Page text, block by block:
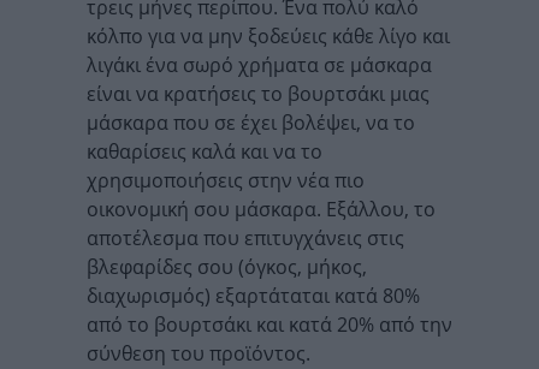
τρεις μήνες περίπου. Ένα πολύ καλό
κόλπο για να μην ξοδεύεις κάθε λίγο και
λιγάκι ένα σωρό χρήματα σε μάσκαρα
είναι να κρατήσεις το βουρτσάκι μιας
μάσκαρα που σε έχει βολέψει, να το
καθαρίσεις καλά και να το
χρησιμοποιήσεις στην νέα πιο
οικονομική σου μάσκαρα. Εξάλλου, το
αποτέλεσμα που επιτυγχάνεις στις
βλεφαρίδες σου (όγκος, μήκος,
διαχωρισμός) εξαρτάταται κατά 80%
από το βουρτσάκι και κατά 20% από την
σύνθεση του προϊόντος.